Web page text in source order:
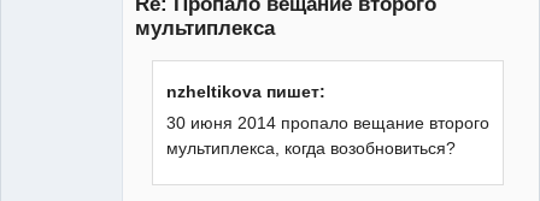
мультиплекса
nzheltikova пишет:
30 июня 2014 пропало вещание второго
мультиплекса, когда возобновиться?